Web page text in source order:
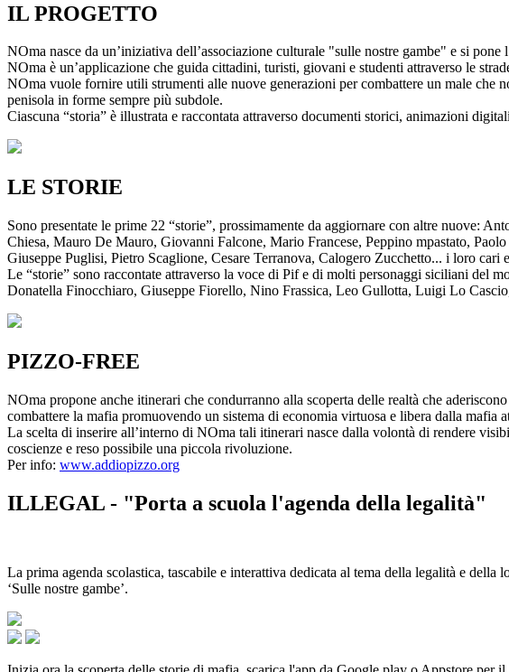
IL PROGETTO
NOma nasce da un’iniziativa dell’associazione culturale "sulle nostre gambe" e si
NOma è un’applicazione che guida cittadini, turisti, giovani e studenti attraverso le
NOma vuole fornire utili strumenti alle nuove generazioni per combattere un male che
penisola in forme sempre più subdole.
Ciascuna “storia” è illustrata e raccontata attraverso documenti storici, animazioni
LE STORIE
Sono presentate le prime 22 “storie”, prossimamente da aggiornare con altre nuove:
Chiesa, Mauro De Mauro, Giovanni Falcone, Mario Francese, Peppino mpastato,
Giuseppe Puglisi, Pietro Scaglione, Cesare Terranova, Calogero Zucchetto... i loro cari
Le “storie” sono raccontate attraverso la voce di Pif e di molti personaggi siciliani del
Donatella Finocchiaro, Giuseppe Fiorello, Nino Frassica, Leo Gullotta, Luigi Lo
PIZZO-FREE
NOma propone anche itinerari che condurranno alla scoperta delle realtà che
combattere la mafia promuovendo un sistema di economia virtuosa e libera dalla mafia
La scelta di inserire all’interno di NOma tali itinerari nasce dalla volontà di rendere
coscienze e reso possibile una piccola rivoluzione.
Per info: www.addiopizzo.org
ILLEGAL - "Porta a scuola l'agenda della legalità"
La prima agenda scolastica, tascabile e interattiva dedicata al tema della legalità e
‘Sulle nostre gambe’.